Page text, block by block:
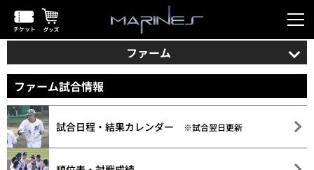
ファーム
ファーム試合情報
試合日程・結果カレンダー ※試合翌日更新